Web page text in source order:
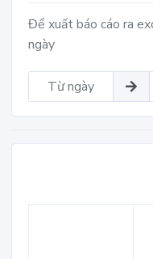
Để xuất báo cáo ra
ngày